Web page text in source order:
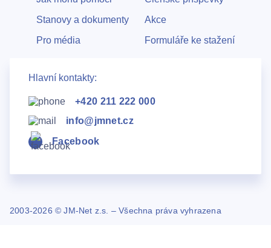
Stanovy a dokumenty
Pro média
Akce
Formuláře ke stažení
Hlavní kontakty:
+420 211 222 000
info@jmnet.cz
Facebook
2003-2026 © JM-Net z.s. – Všechna práva vyhrazena